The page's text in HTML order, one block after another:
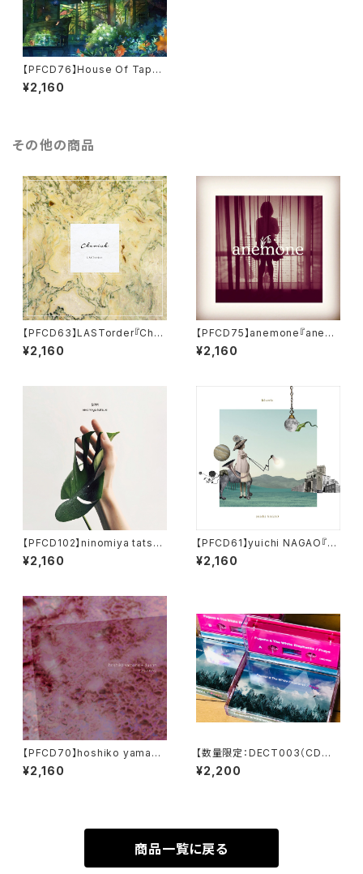
【PFCD76】House Of Tapes
『Made In Hope』CD
¥2,160
その他の商品
【PFCD63】LASTorder『Cher
ish』CD
¥2,160
【PFCD75】anemone『anem
one』CD
¥2,160
【PFCD102】ninomiya tatsuk
i "5PM" CD
¥2,160
【PFCD61】yuichi NAGAO『R
êverie』
¥2,160
【PFCD70】hoshiko yamane
+ duenn『nakaniwa』CD
¥2,160
【数量限定：DECT003（CD品
番 PFCD30）】Fugenn & The
WHIte Eleohants "Prays" C
¥2,200
商品一覧に戻る